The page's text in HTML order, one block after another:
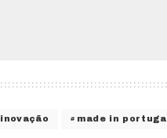
inovação made in portugal